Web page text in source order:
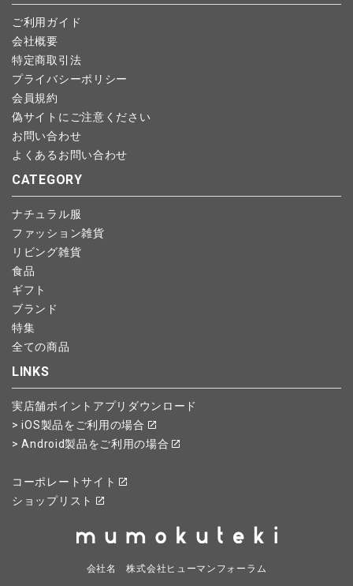
予約商品など一部キャンセルが出来ない場合がございます。あら
かじめご了承ください。
ご利用ガイド
会社概要
特定商取引法
プライバシーポリシー
会員規約
偽サイトにご注意ください
お問い合わせ
よくあるお問い合わせ
CATEGORY
ナチュラル服
ファッション雑貨
リビング雑貨
食品
ギフト
ブランド
特集
全ての商品
LINKS
実店舗ポイントアプリダウンロード
> iOS製品をご利用の場合
> Android製品をご利用の場合
コーポレートサイト
ショップリスト
会社名 株式会社ヒューマンフォーラム